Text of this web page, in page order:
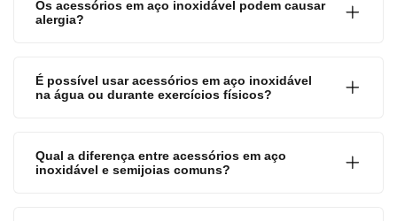
Os acessórios em aço inoxidável podem causar
alergia?
É possível usar acessórios em aço inoxidável
na água ou durante exercícios físicos?
Qual a diferença entre acessórios em aço
inoxidável e semijoias comuns?